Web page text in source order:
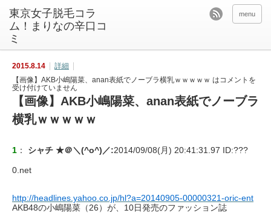
東京女子脱毛コラ
ム！まりなの辛口コ
ミ
menu
2015.8.14
詳細
【画像】AKB小嶋陽菜、anan表紙でノーブラ横乳ｗｗｗｗｗ はコメントを
受け付けていません
【画像】AKB小嶋陽菜、anan表紙でノーブラ
横乳ｗｗｗｗｗ
1 ： シャチ ★＠＼(^o^)／:2014/09/08(月) 20:41:31.97 ID:???
0.net
http://headlines.yahoo.co.jp/hl?a=20140905-00000321-oric-ent
AKB48の小嶋陽菜（26）が、10日発売のファッション誌